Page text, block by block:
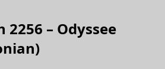
– Odyssee